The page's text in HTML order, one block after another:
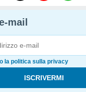
mail
la politica sulla privacy